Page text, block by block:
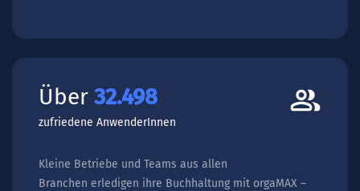
Über 52.247
zufriedene AnwenderInnen
Kleine Betriebe und Teams aus allen
Branchen erledigen ihre Buchhaltung mit orgaMAX –